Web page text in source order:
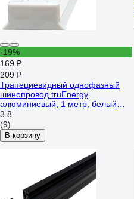
-19%
169 ₽
209 ₽
Трапециевидный однофазный
шинопровод truEnergy
алюминиевый, 1 метр, белый
25006
3.8
(9)
В корзину